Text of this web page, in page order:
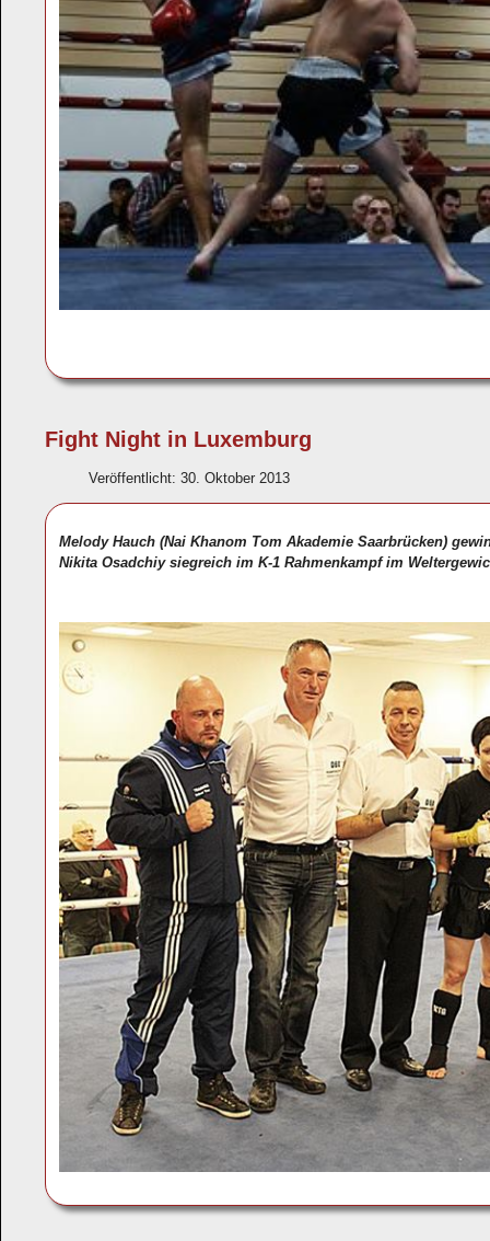
Fight Night in Luxemburg
Veröffentlicht: 30. Oktober 2013
Melody Hauch (Nai Khanom Tom Akademie Saarbrücken)
Nikita Osadchiy siegreich im K-1 Rahmenkampf im